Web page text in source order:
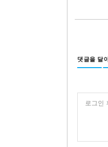
댓글을 달
로그인